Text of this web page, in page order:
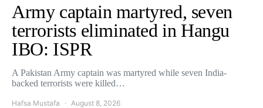
Army captain martyred, seven
terrorists eliminated in Hangu
IBO: ISPR
A Pakistan Army captain was martyred while seven India-
backed terrorists were killed…
Hafsa Mustafa August 8, 2026